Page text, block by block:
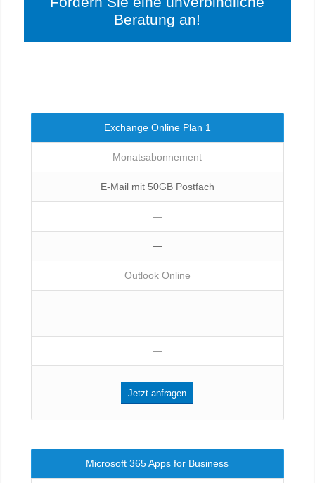
Beratung an!
Exchange Online Plan 1
Monatsabonnement
E-Mail mit 50GB Postfach
—
—
Outlook Online
—
—
—
Jetzt anfragen
Microsoft 365 Apps for Business